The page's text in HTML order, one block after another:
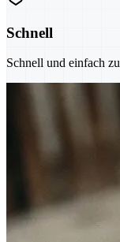
Schnell
Schnell und einfach